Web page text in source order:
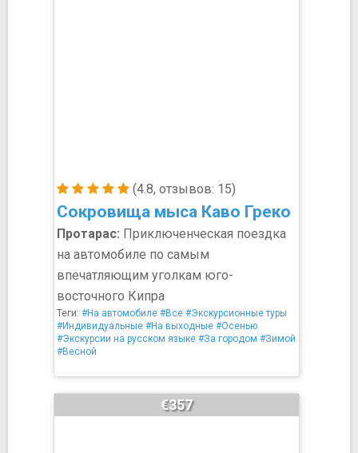
(4.8, отзывов: 15)
Сокровища мыса Каво Греко
Протарас: Приключенческая поездка
на автомобиле по самым
впечатляющим уголкам юго-
восточного Кипра
Теги: #На автомобиле #Все #Экскурсионные туры
#Индивидуальные #На выходные #Осенью
#Экскурсии на русском языке #За городом #Зимой
#Весной
€357